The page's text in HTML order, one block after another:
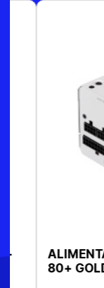
80+ GOLD